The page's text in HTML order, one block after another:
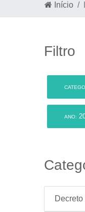
Início
Filtro
ANO:
Decreto